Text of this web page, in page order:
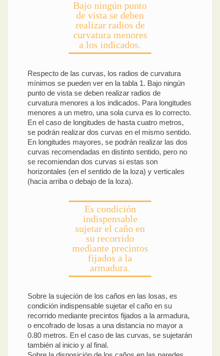
Bajo ningún punto
de vista se deben
realizar radios de
curvatura menores
a los indicados.
Respecto de las curvas, los radios de curvatura
mínimos se pueden ver en la tabla 1. Bajo ningún
punto de vista se deben realizar radios de
curvatura menores a los indicados. Para longitudes
menores a un metro, una sola curva es lo correcto.
En el caso de longitudes de hasta cuatro metros,
se podrán realizar dos curvas en el mismo sentido.
En longitudes mayores, se podrán realizar las dos
curvas recomendadas en distinto sentido, pero no
se recomiendan dos curvas si estas son
horizontales (en el sentido de la loza) y verticales
(hacia arriba o debajo de la loza).
Es condición
indispensable
sujetar el caño en
su recorrido
mediante precintos
fijados a la
armadura.
Sobre la sujeción de los caños en las losas, es
condición indispensable sujetar el caño en su
recorrido mediante precintos fijados a la armadura,
o encofrado de losas a una distancia no mayor a
0.80 metros. En el caso de las curvas, se sujetarán
también al inicio y al final.